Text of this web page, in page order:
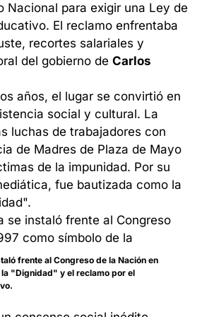
Nacional para exigir una Ley de
El reclamo enfrentaba
recortes salariales y
del gobierno deCarlos
años, el lugar se convirtió en
social y cultural. La
luchas de trabajadores con
de Madres de Plaza de Mayo
de la impunidad. Por su
fue bautizada como la
frente al Congreso de la Nación en
"Dignidad" y el reclamo por el